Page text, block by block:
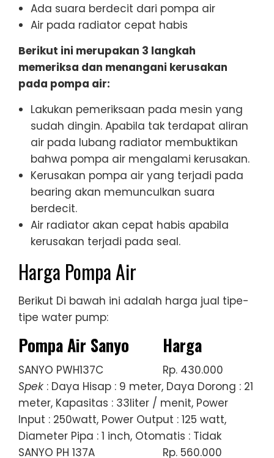
Ada suara berdecit dari pompa air
Air pada radiator cepat habis
Berikut ini merupakan 3 langkah
memeriksa dan menangani kerusakan
pada pompa air:
Lakukan pemeriksaan pada mesin yang
sudah dingin. Apabila tak terdapat aliran
air pada lubang radiator membuktikan
bahwa pompa air mengalami kerusakan.
Kerusakan pompa air yang terjadi pada
bearing akan memunculkan suara
berdecit.
Air radiator akan cepat habis apabila
kerusakan terjadi pada seal.
Harga Pompa Air
Berikut Di bawah ini adalah harga jual tipe-
tipe water pump:
Pompa Air Sanyo Harga
SANYO PWH137C
Rp. 430.000
Spek : Daya Hisap : 9 meter, Daya Dorong : 21
meter, Kapasitas : 33liter / menit, Power
Input : 250watt, Power Output : 125 watt,
Diameter Pipa : 1 inch, Otomatis : Tidak
SANYO PH 137A
Rp. 560.000